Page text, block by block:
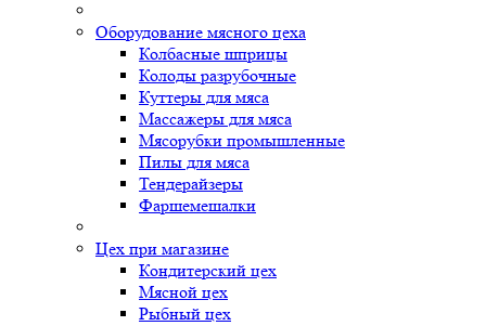
Оборудование мясного цеха
Колбасные шприцы
Колоды разрубочные
Куттеры для мяса
Массажеры для мяса
Мясорубки промышленные
Пилы для мяса
Тендерайзеры
Фаршемешалки
Цех при магазине
Кондитерский цех
Мясной цех
Рыбный цех